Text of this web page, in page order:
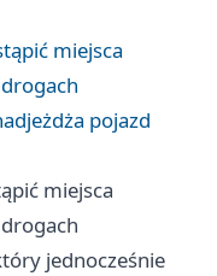
miejsca
pojazd
miejsca
jednocześnie